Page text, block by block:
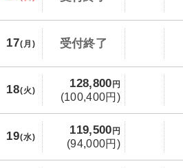
17(月) 受付終了
18(火)
128,800円
(100,400円)
19(水)
119,500円
(94,000円)